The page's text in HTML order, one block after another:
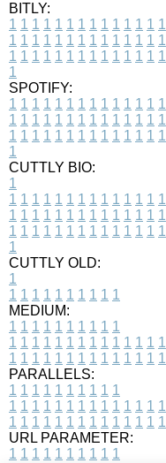
BITLY:
1 1 1 1 1 1 1 1 1 1 1 1 1 1
1 1 1 1 1 1 1 1 1 1 1 1 1 1
1 1 1 1 1 1 1 1 1 1 1 1 1 1
1
SPOTIFY:
1 1 1 1 1 1 1 1 1 1 1 1 1 1
1 1 1 1 1 1 1 1 1 1 1 1 1 1
1 1 1 1 1 1 1 1 1 1 1 1 1 1
1
CUTTLY BIO:
1
1 1 1 1 1 1 1 1 1 1 1 1 1 1
1 1 1 1 1 1 1 1 1 1 1 1 1 1
1 1 1 1 1 1 1 1 1 1 1 1 1 1
1
CUTTLY OLD:
1
1 1 1 1 1 1 1 1 1 1
MEDIUM:
1 1 1 1 1 1 1 1 1 1
1 1 1 1 1 1 1 1 1 1 1 1 1 1
1 1 1 1 1 1 1 1 1 1 1 1 1 1
PARALLELS:
1 1 1 1 1 1 1 1 1 1
1 1 1 1 1 1 1 1 1 1 1 1 1 1
1 1 1 1 1 1 1 1 1 1 1 1 1 1
URL PARAMETER:
1 1 1 1 1 1 1 1 1 1